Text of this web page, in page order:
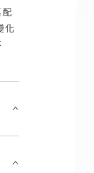
配
化